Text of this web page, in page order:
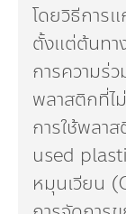
โดยวิธีการ
ตั้งแต่ต้นทา
การความร่
พลาสติกที่ไ
การใช้พลา
used
หมุนเวียน